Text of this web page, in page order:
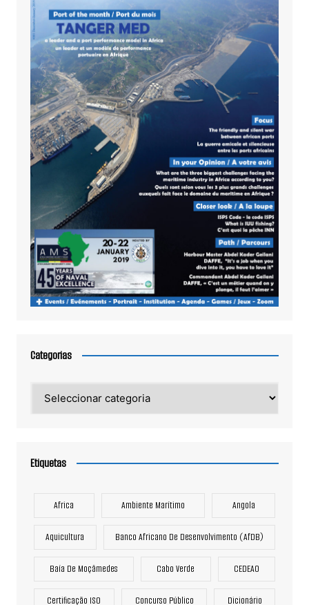
Categorias
Etiquetas
Africa Ambiente Marítimo Angola
Aquicultura Banco Africano De Desenvolvimento (AfDB)
Baía De Moçâmedes Cabo Verde CEDEAO
Certificação ISO Concurso Público Dicionário